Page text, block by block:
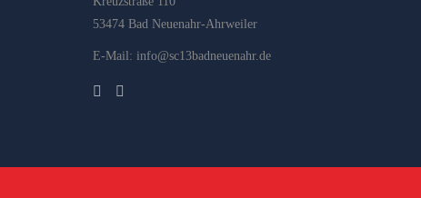
53474 Bad Neuenahr-Ahrweiler
E-Mail: info@sc13badneuenahr.de